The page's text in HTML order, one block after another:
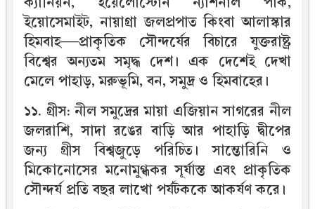
ইয়োসেমাইট, নায়াগ্রা জলপ্রপাত কিংবা আলাস্কার
হিমবাহ—প্রাকৃতিক সৌন্দর্যের বিচারে যুক্তরাষ্ট্র
বিশ্বের অন্যতম সমৃদ্ধ দেশ। এক দেশেই দেখা
মেলে পাহাড়, মরুভূমি, বন, সমুদ্র ও হিমবাহের।
১১. গ্রীস: নীল সমুদ্রের মায়া এজিয়ান সাগরের নীল
জলরাশি, সাদা রঙের বাড়ি আর পাহাড়ি দ্বীপের
জন্য গ্রীস বিশ্বজুড়ে পরিচিত। সান্তোরিনি ও
মিকোনোসের মনোমুগ্ধকর সূর্যাস্ত এবং প্রাকৃতিক
সৌন্দর্য প্রতি বছর লাখো পর্যটককে আকর্ষণ করে।